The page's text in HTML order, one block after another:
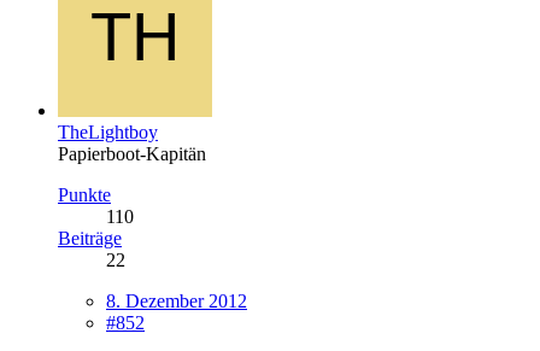
TheLightboy
Papierboot-Kapitän
Punkte
110
Beiträge
22
8. Dezember 2012
#852